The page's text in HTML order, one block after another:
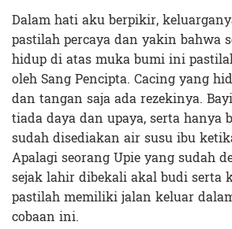
Dalam hati aku berpikir,
pastilah percaya dan yakin bahwa
hidup di atas muka bumi ini
oleh Sang Pencipta. Cacing yang
dan tangan saja ada rezekinya.
tiada daya dan upaya, serta hanya
sudah disediakan air susu ibu
Apalagi seorang Upie yang sudah
sejak lahir dibekali akal budi serta
pastilah memiliki jalan keluar
cobaan ini.